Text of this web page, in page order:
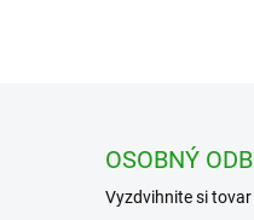
OSOBNÝ
Vyzdvihnite si